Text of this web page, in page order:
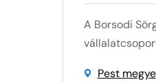
A Borsodi
Pest megye